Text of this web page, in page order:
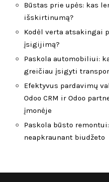
Būstas prie upės: kas
išskirtinumą?
Kodėl verta atsakingai
įsigijimą?
Paskola automobiliui:
greičiau įsigyti
Efektyvus pardavimų
Odoo CRM ir Odoo
įmonėje
Paskola būsto
neapkraunant biudžeto